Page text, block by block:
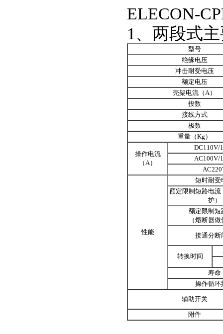
ELECON-
1、两段式
型号
绝缘电压
冲击耐受电压
额定电压
壳架电流（A）
投数
接线方式
极数
重量（Kg）
操作电流
（A）
DC110V/
AC100V/
性能
短时耐受
额定限制短路电流
护）
额定限制短
（熔断器
接通分断
转换时间
寿命
操作循环
辅助开关
附件